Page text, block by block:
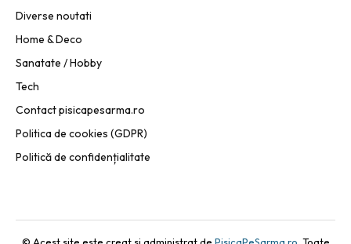
Diverse noutati
Home & Deco
Sanatate / Hobby
Tech
Contact pisicapesarma.ro
Politica de cookies (GDPR)
Politică de confidențialitate
© Acest site este creat si administrat de PisicaPeSarma.ro . Toate